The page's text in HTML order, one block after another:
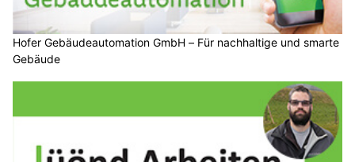
Hofer Gebäudeautomation GmbH – Für nachhaltige und smarte
Gebäude